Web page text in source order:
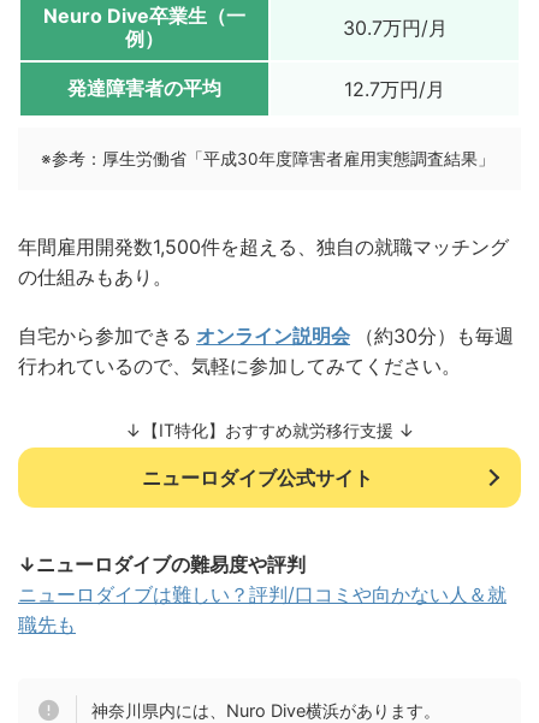
Neuro Dive卒業生（一
例）
30.7万円/月
発達障害者の平均 12.7万円/月
※参考： 厚生労働省「平成30年度障害者雇用実態調査結果」
年間雇用開発数1,500件を超える、独自の就職マッチング
の仕組みもあり。
自宅から参加できる オンライン説明会
（約30分）も毎週
行われているので、気軽に参加してみてください。
↓【IT特化】おすすめ就労移行支援 ↓
ニューロダイブ公式サイト
↓ニューロダイブの難易度や評判
ニューロダイブは難しい？評判/口コミや向かない人＆就
職先も
神奈川県内には、Nuro Dive横浜があります。